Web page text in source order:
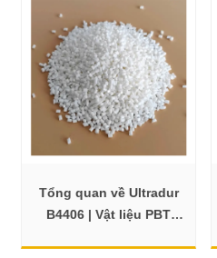
Tổng quan về Ultradur
B4406 | Vật liệu PBT